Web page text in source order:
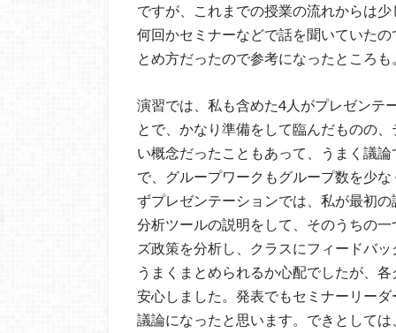
ですが、これまでの授業の流れからは
何回かセミナーなどで話を聞いていた
とめ方だったので参考になったところも
演習では、私も含めた4人がプレゼンテ
とで、かなり準備をして臨んだものの
い概念だったこともあって、うまく議
で、グループワークもグループ数を少
ずプレゼンテーションでは、私が最初
分析ツールの説明をして、そのうちの
ズ政策を分析し、クラスにフィードバ
うまくまとめられるか心配でしたが、
安心しました。発表でもセミナーリー
議論になったと思います。できとして